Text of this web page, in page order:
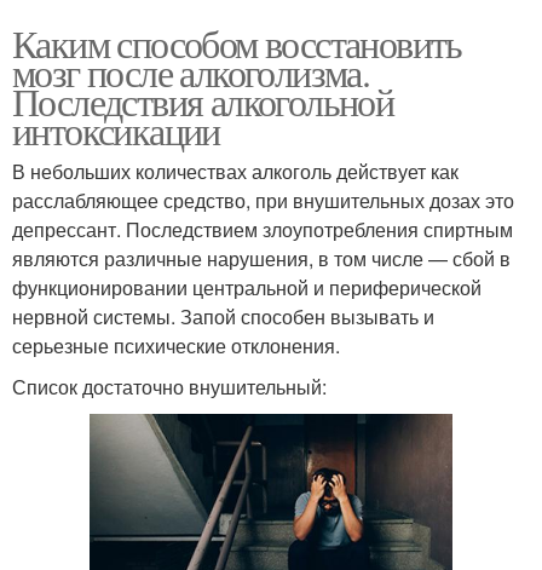
Каким способом восстановить
мозг после алкоголизма.
Последствия алкогольной
интоксикации
В небольших количествах алкоголь действует как
расслабляющее средство, при внушительных дозах это
депрессант. Последствием злоупотребления спиртным
являются различные нарушения, в том числе — сбой в
функционировании центральной и периферической
нервной системы. Запой способен вызывать и
серьезные психические отклонения.
Список достаточно внушительный: